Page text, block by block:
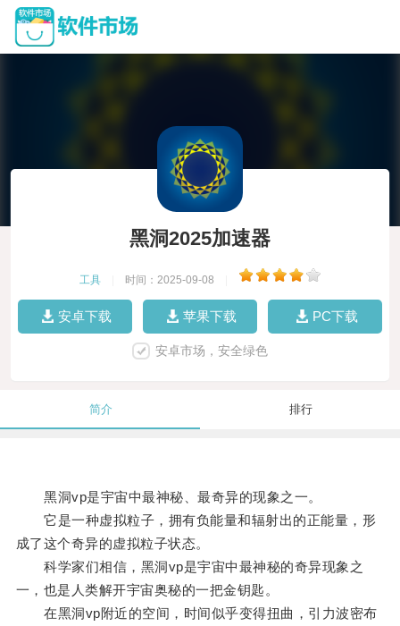
黑洞2025加速器
工具 时间：2025-09-08
安卓下载 苹果下载 PC下载
安卓市场，安全绿色
简介 排行
黑洞vp是宇宙中最神秘、最奇异的现象之一。
它是一种虚拟粒子，拥有负能量和辐射出的正能量，形
成了这个奇异的虚拟粒子状态。
科学家们相信，黑洞vp是宇宙中最神秘的奇异现象之
一，也是人类解开宇宙奥秘的一把金钥匙。
在黑洞vp附近的空间，时间似乎变得扭曲，引力波密布